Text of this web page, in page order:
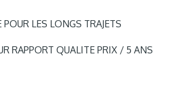
LES LONGS TRAJETS
RAPPORT QUALITE PRIX / 5 ANS